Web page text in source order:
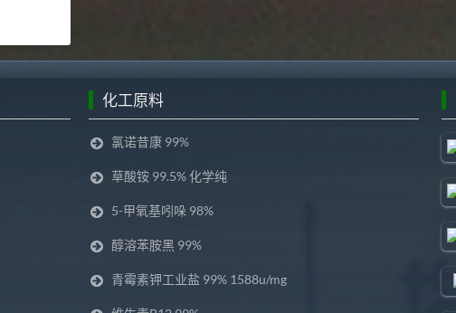
化工原料
氯诺昔康 99%
草酸铵 99.5% 化学纯
5-甲氧基吲哚 98%
醇溶苯胺黑 99%
青霉素钾工业盐 99% 1588u/mg